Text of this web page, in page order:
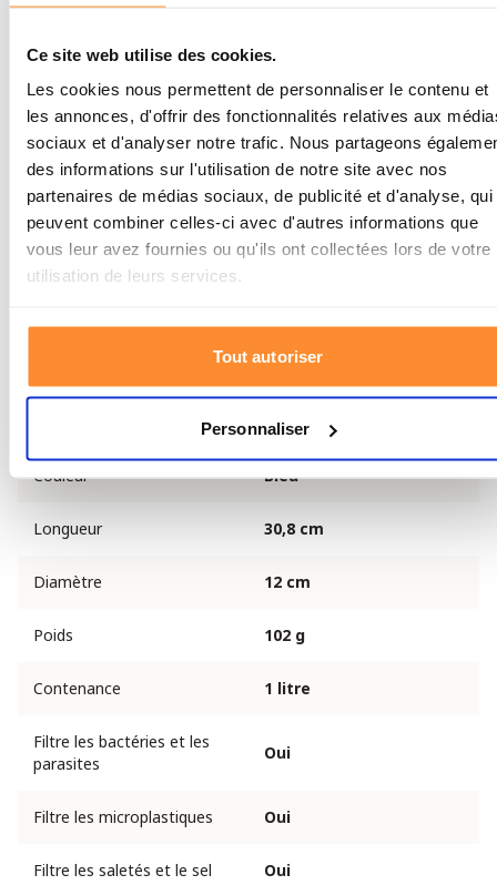
Ce site web utilise des cookies.
Les cookies nous permettent de personnaliser le contenu et
les annonces, d'offrir des fonctionnalités relatives aux
sociaux et d'analyser notre trafic. Nous partageons
des informations sur l'utilisation de notre site avec nos
partenaires de médias sociaux, de publicité et d'analyse, qui
peuvent combiner celles-ci avec d'autres informations que
vous leur avez fournies ou qu'ils ont collectées lors de votre
utilisation de leurs services.
Tout autoriser
Personnaliser
Play
Spécifications
LifeStraw
Bouteille avec filtre à
eau
Couleur Bleu
Longueur 30,8 cm
Diamètre 12 cm
Poids 102 g
Contenance 1 litre
Filtre les bactéries et les
parasites
Oui
Filtre les microplastiques Oui
Filtre les saletés et le sel Oui